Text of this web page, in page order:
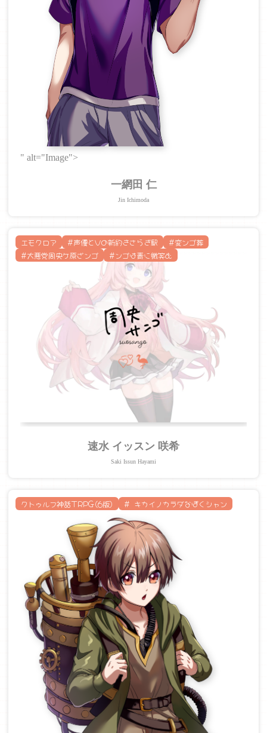
" alt="Image">
一網田 仁
Jin Ichimoda
エモクロア #声優とVの新約きさらぎ駅
#変ンゴ葬
#大悪党周央ケ原ざンゴ
#ンゴは青に微笑む
速水 イッスン 咲希
Saki Issun Hayami
クトゥルフ神話TRPG(6版) # キカイノカラダなぼくシャン